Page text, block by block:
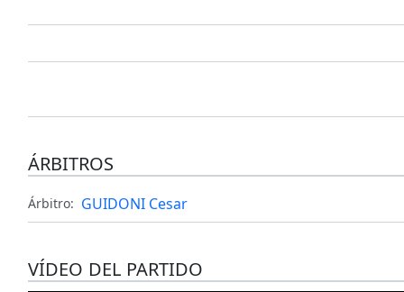
ÁRBITROS
Árbitro: GUIDONI Cesar
VÍDEO DEL PARTIDO